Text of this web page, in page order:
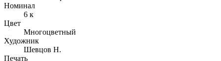
Номинал
6 к
Цвет
Многоцветный
Художник
Шевцов Н.
Печать